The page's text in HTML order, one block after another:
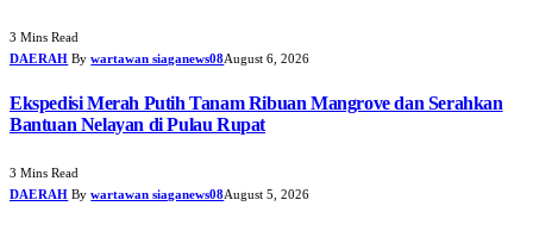
3 Mins Read
DAERAH By wartawan siaganews08August 6, 2026
Ekspedisi Merah Putih Tanam Ribuan Mangrove dan Serahkan
Bantuan Nelayan di Pulau Rupat
3 Mins Read
DAERAH By wartawan siaganews08August 5, 2026